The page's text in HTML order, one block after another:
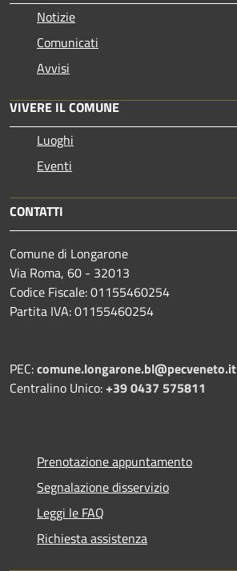
Notizie
Comunicati
Avvisi
VIVERE IL COMUNE
Luoghi
Eventi
CONTATTI
Comune di Longarone
Via Roma, 60 - 32013
Codice Fiscale: 01155460254
Partita IVA: 01155460254
PEC:comune.longarone.bl@pecveneto.it
Centralino Unico:+39 0437 575811
Prenotazione appuntamento
Segnalazione disservizio
Leggi le FAQ
Richiesta assistenza